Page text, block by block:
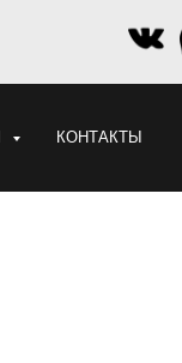
КОНТАКТЫ